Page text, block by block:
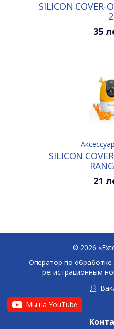
SILICON COVER-
2
35
SILICON
21
© 2026
Оператор по обработке
регистрационным
Мы на YouTube